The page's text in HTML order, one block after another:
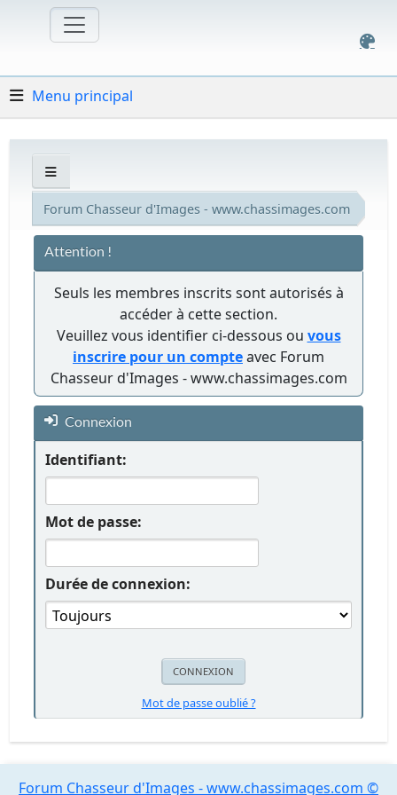
Menu principal
Forum Chasseur d'Images - www.chassimages.com
Attention !
Seuls les membres inscrits sont autorisés à
accéder à cette section.
Veuillez vous identifier ci-dessous ou vous
inscrire pour un compteavec Forum
Chasseur d'Images - www.chassimages.com
Connexion
Identifiant:
Mot de passe:
Durée de connexion:
Mot de passe oublié ?
Forum Chasseur d'Images - www.chassimages.com ©